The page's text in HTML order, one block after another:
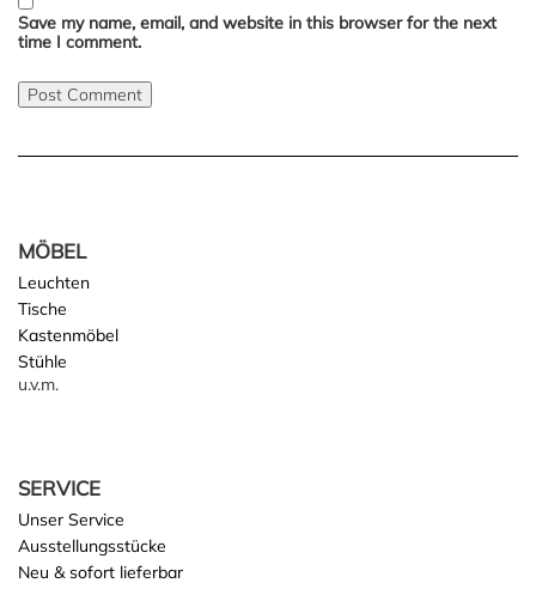
Save my name, email, and website in this browser for the next
time I comment.
MÖBEL
Leuchten
Tische
Kastenmöbel
Stühle
u.v.m.
SERVICE
Unser Service
Ausstellungsstücke
Neu & sofort lieferbar